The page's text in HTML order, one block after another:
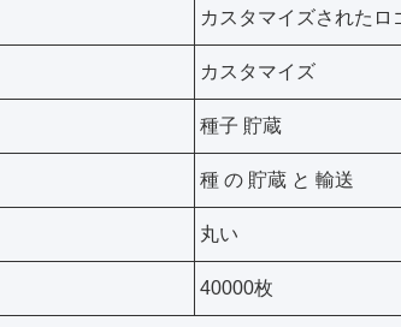
カスタマイズされたロ
カスタマイズ
種子 貯蔵
種 の 貯蔵 と 輸送
丸い
40000枚